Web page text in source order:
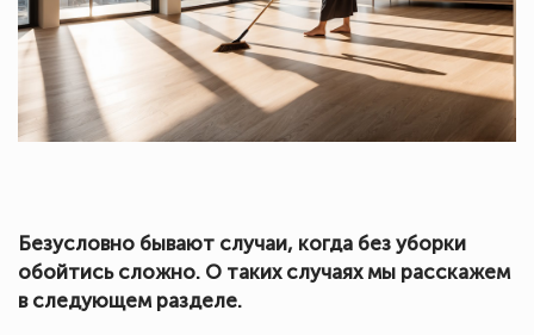
Безусловно бывают случаи, когда без уборки
обойтись сложно. О таких случаях мы расскажем
в следующем разделе.